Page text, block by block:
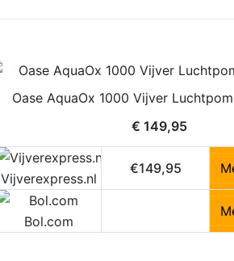
Oase AquaOx 1000 Vijver
€ 149,95
Vijverexpress.nl
€149,95
Bol.com